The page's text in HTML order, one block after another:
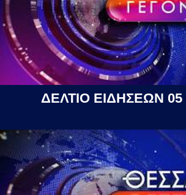
ΔΕΛΤΙΟ ΕΙΔΗΣΕΩΝ 05